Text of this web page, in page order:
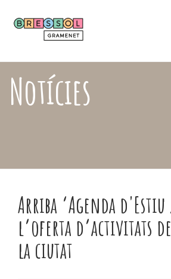
main
Notícies
Arriba ‘Agenda d'Estiu
l’oferta d’activitats
la ciutat